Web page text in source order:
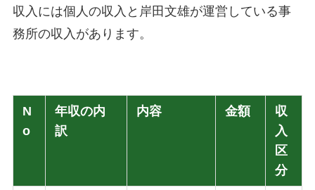
収入には個人の収入と岸田文雄が運営している事
務所の収入があります。
N
o
年収の内
訳
内容 金額
収
入
区
分